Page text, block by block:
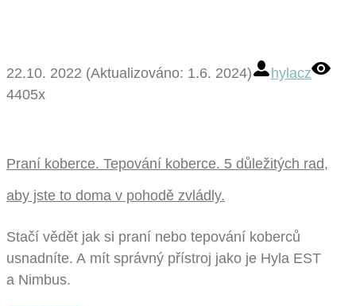
22.10. 2022 (Aktualizováno: 1.6. 2024)
hylacz
4405x
Praní koberce. Tepování koberce. 5 důležitých rad,
aby jste to doma v pohodě zvládly.
Stačí vědět jak si praní nebo tepování koberců
usnadníte. A mít správný přístroj jako je Hyla EST
a Nimbus.